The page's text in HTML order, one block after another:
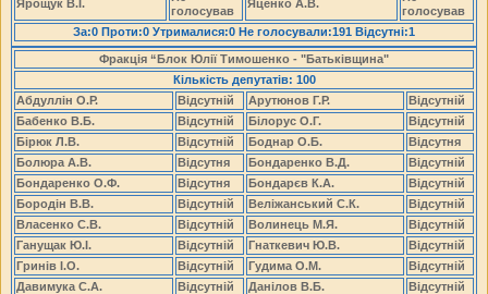
Ярощук В.І.
голосував
Яценко А.В.
голосував
За:0 Проти:0 Утрималися:0 Не голосували:191 Відсутні:1
Фракція “Блок Юлії Тимошенко - "Батьківщина"
Кількість депутатів: 100
Абдуллін О.Р.
Відсутній Арутюнов Г.Р.
Відсутній
Бабенко В.Б.
Відсутній Білорус О.Г.
Відсутній
Бірюк Л.В.
Відсутній Боднар О.Б.
Відсутня
Болюра А.В.
Відсутня Бондаренко В.Д.
Відсутній
Бондаренко О.Ф.
Відсутня Бондарєв К.А.
Відсутній
Бородін В.В.
Відсутній Веліжанський С.К.
Відсутній
Власенко С.В.
Відсутній Волинець М.Я.
Відсутній
Ганущак Ю.І.
Відсутній Гнаткевич Ю.В.
Відсутній
Гринів І.О.
Відсутній Гудима О.М.
Відсутній
Давимука С.А.
Відсутній Данілов В.Б.
Відсутній